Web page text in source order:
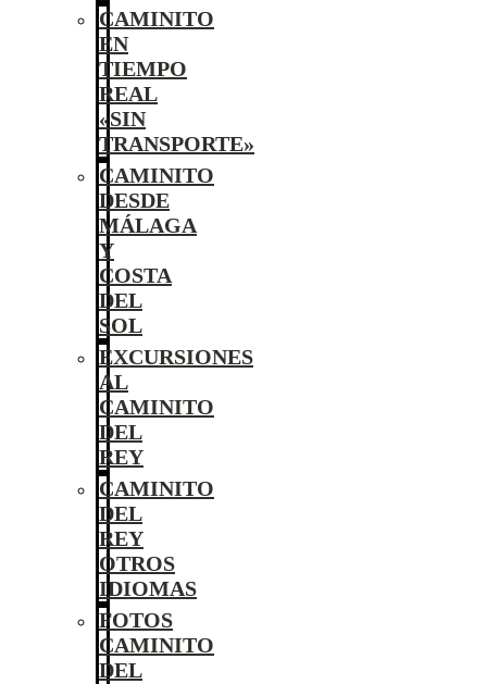
CAMINITO
EN
TIEMPO
REAL
«SIN
TRANSPORTE»
CAMINITO
DESDE
MÁLAGA
Y
COSTA
DEL
SOL
EXCURSIONES
AL
CAMINITO
DEL
REY
CAMINITO
DEL
REY
OTROS
IDIOMAS
FOTOS
CAMINITO
DEL